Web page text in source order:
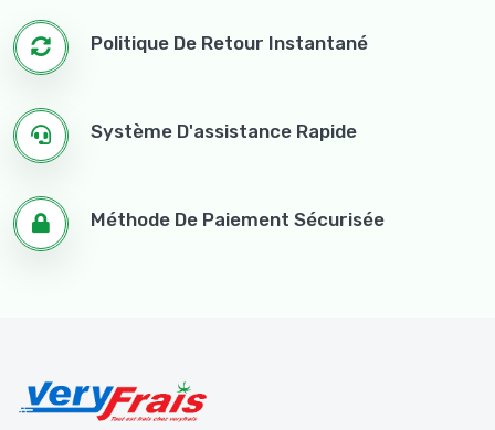
Politique De Retour Instantané
Système D'assistance Rapide
Méthode De Paiement Sécurisée